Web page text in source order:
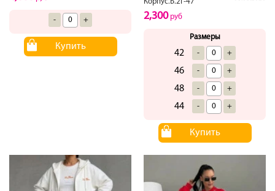
- +
Купить
2,300руб
Размеры
42 - +
46 - +
48 - +
44 - +
Купить